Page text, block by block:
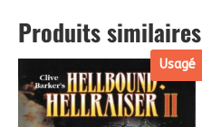
Produits similaires
Usagé